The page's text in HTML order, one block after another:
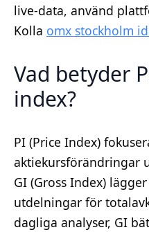
live-data, använd
Kolla omx stockholm
Vad betyder
index?
PI (Price Index)
aktiekursförändringar
GI (Gross Index)
utdelningar för
dagliga analyser, GI